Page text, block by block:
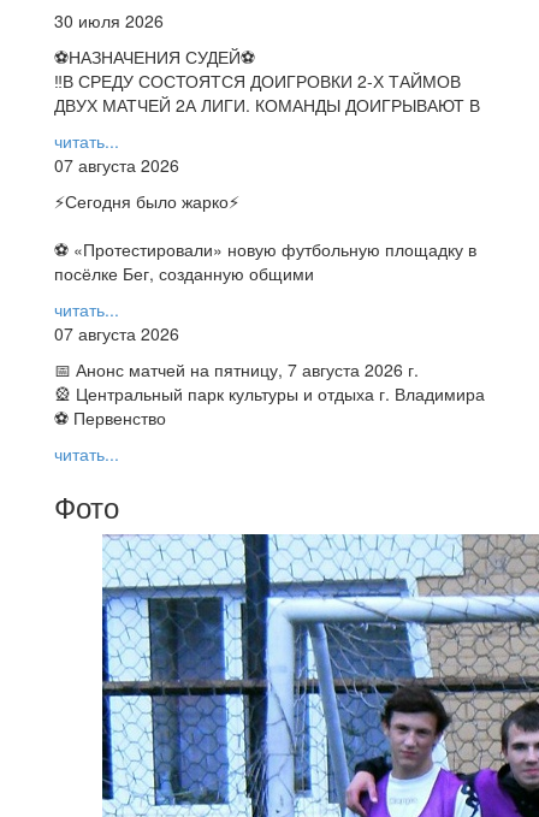
30 июля 2026
⚽НАЗНАЧЕНИЯ СУДЕЙ⚽
‼В СРЕДУ СОСТОЯТСЯ ДОИГРОВКИ 2-Х ТАЙМОВ
ДВУХ МАТЧЕЙ 2А ЛИГИ. КОМАНДЫ ДОИГРЫВАЮТ В
читать...
07 августа 2026
⚡️Сегодня было жарко⚡️
⚽ ️«Протестировали» новую футбольную площадку в
посёлке Бег, созданную общими
читать...
07 августа 2026
📅 Анонс матчей на пятницу, 7 августа 2026 г.
🎡 Центральный парк культуры и отдыха г. Владимира
⚽ Первенство
читать...
Фото